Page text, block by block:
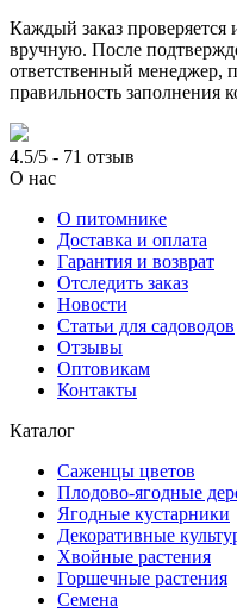
Каждый заказ проверяется
вручную. После
ответственный менеджер,
правильность заполнения
4.5/5 - 71 отзыв
О нас
О питомнике
Доставка и оплата
Гарантия и возврат
Отследить заказ
Новости
Статьи для садоводов
Отзывы
Оптовикам
Контакты
Каталог
Саженцы цветов
Плодово-ягодные
Ягодные кустарники
Декоративные
Хвойные растения
Горшечные растения
Семена